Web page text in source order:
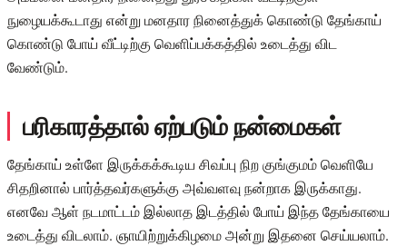
நுழையக்கூடாது என்று மனதார நினைத்துக் கொண்டு தேங்காய்
கொண்டு போய் வீட்டிற்கு வெளிப்பக்கத்தில் உடைத்து விட
வேண்டும்.
பரிகாரத்தால் ஏற்படும் நன்மைகள்
தேங்காய் உள்ளே இருக்கக்கூடிய சிவப்பு நிற குங்குமம் வெளியே
சிதறினால் பார்த்தவர்களுக்கு அவ்வளவு நன்றாக இருக்காது.
எனவே ஆள் நடமாட்டம் இல்லாத இடத்தில் போய் இந்த தேங்காயை
உடைத்து விடலாம். ஞாயிற்றுக்கிழமை அன்று இதனை செய்யலாம்.